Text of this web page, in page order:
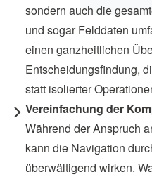
sondern auch die
und sogar Felddaten
einen ganzheitlichen
Entscheidungsfindung,
statt isolierter
Vereinfachung der
Während der Anspruch
kann die Navigation
überwältigend wirken.